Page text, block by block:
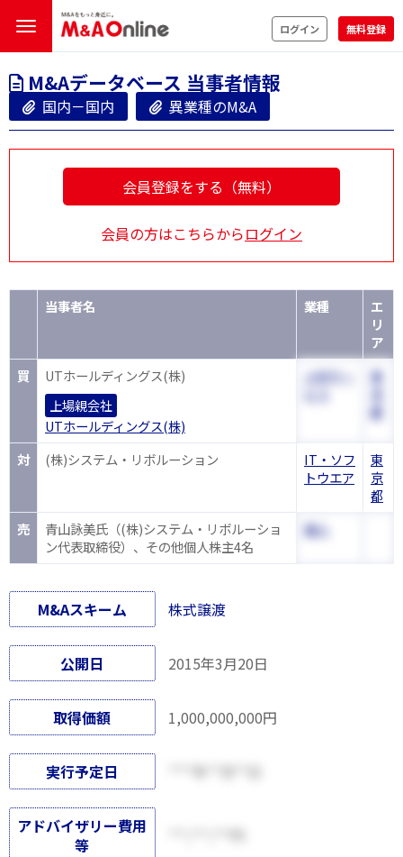
ログイン 無料登録
M&Aデータベース 当事者情報
国内－国内 異業種のM&A
会員登録をする（無料）
会員の方はこちらからログイン
当事者名 業種
エ
リ
ア
買
UTホールディングス(株)
上場親会社
UTホールディングス(株)
人材サー
東
対 (株)システム・リボルーション
IT・ソフ
トウエア
東
京
都
売
青山詠美氏（(株)システム・リボルーショ
ン代表取締役）、その他個人株主4名
個人
M&Aスキーム 株式譲渡
公開日 2015年3月20日
取得価額 1,000,000,000円
実行予定日
アドバイザリー費用
等